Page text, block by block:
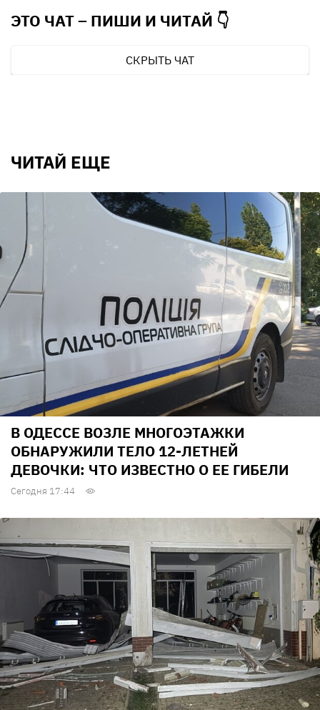
ЭТО ЧАТ – ПИШИ И ЧИТАЙ 👇
СКРЫТЬ ЧАТ
ЧИТАЙ ЕЩЕ
В ОДЕССЕ ВОЗЛЕ МНОГОЭТАЖКИ
ОБНАРУЖИЛИ ТЕЛО 12-ЛЕТНЕЙ
ДЕВОЧКИ: ЧТО ИЗВЕСТНО О ЕЕ ГИБЕЛИ
Сегодня 17:44